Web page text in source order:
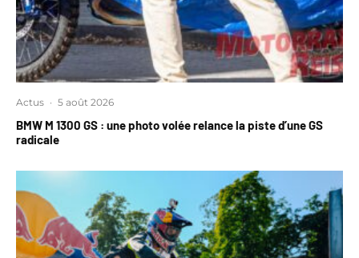
Actus · 5 août 2026
BMW M 1300 GS : une photo volée relance la piste d’une GS
radicale